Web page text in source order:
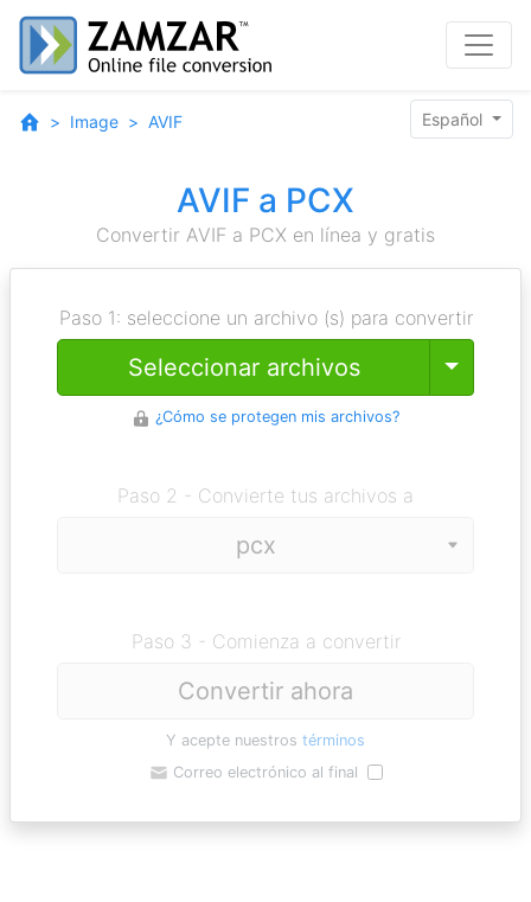
Image AVIF Español
AVIF a PCX
Convertir AVIF a PCX en línea y gratis
Paso 1: seleccione un archivo (s) para convertir
Seleccionar archivos Toggle
¿Cómo se protegen mis archivos?
Paso 2 - Convierte tus archivos a
Paso 3 - Comienza a convertir
Convertir ahora
Y acepte nuestros términos
Correo electrónico al final